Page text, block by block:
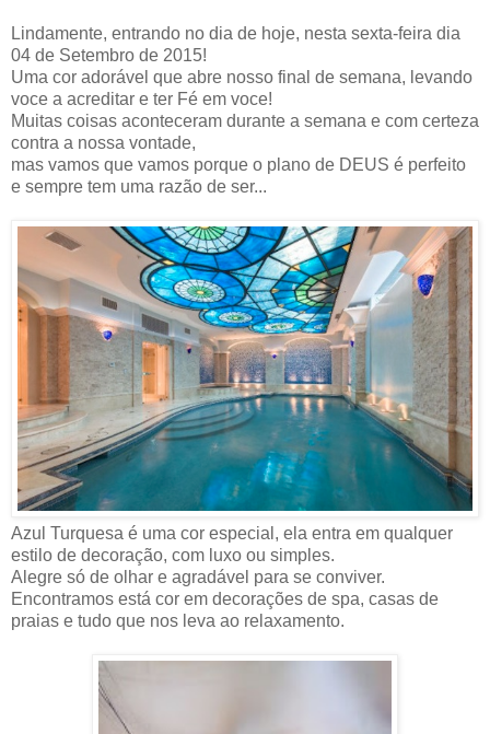
Lindamente, entrando no dia de hoje, nesta sexta-feira dia
04 de Setembro de 2015!
Uma cor adorável que abre nosso final de semana, levando
voce a acreditar e ter Fé em voce!
Muitas coisas aconteceram durante a semana e com certeza
contra a nossa vontade,
mas vamos que vamos porque o plano de DEUS é perfeito
e sempre tem uma razão de ser...
Azul Turquesa é uma cor especial, ela entra em qualquer
estilo de decoração, com luxo ou simples.
Alegre só de olhar e agradável para se conviver.
Encontramos está cor em decorações de spa, casas de
praias e tudo que nos leva ao relaxamento.